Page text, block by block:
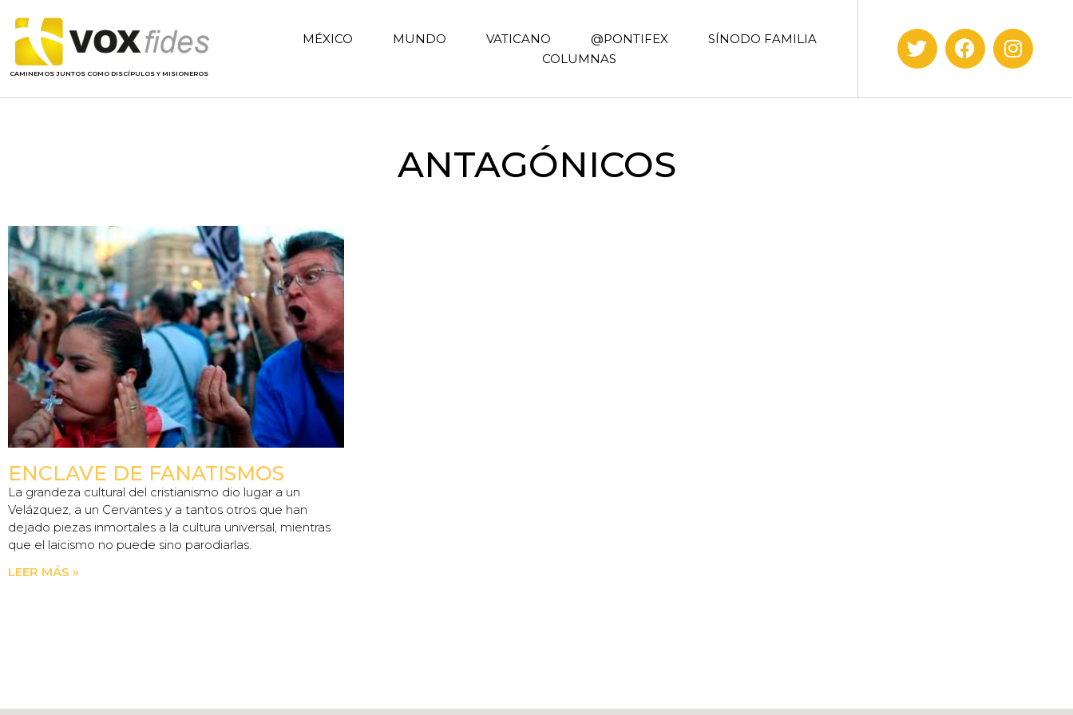
CAMINEMOS JUNTOS COMO DISCÍPULOS Y MISIONEROS
MÉXICO MUNDO VATICANO @PONTIFEX
SÍNODO FAMILIA
COLUMNAS
ANTAGÓNICOS
ENCLAVE DE FANATISMOS
La grandeza cultural del cristianismo dio lugar a un
Velázquez, a un Cervantes y a tantos otros que han
dejado piezas inmortales a la cultura universal, mientras
que el laicismo no puede sino parodiarlas.
LEER MÁS »